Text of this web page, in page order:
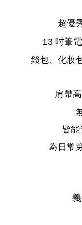
超優
13 吋筆電
錢包、化妝
肩帶
皆
為日常